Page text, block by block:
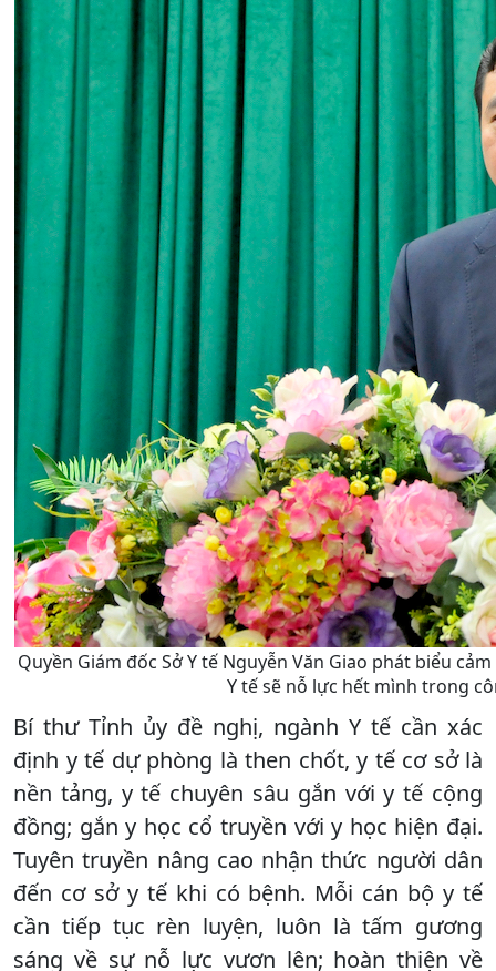
Quyền Giám đốc Sở Y tế Nguyễn Văn Giao phát biểu
Y tế sẽ nỗ lực hết mình trong
Bí thư Tỉnh ủy đề nghị, ngành Y tế cần xác
định y tế dự phòng là then chốt, y tế cơ sở là
nền tảng, y tế chuyên sâu gắn với y tế cộng
đồng; gắn y học cổ truyền với y học hiện đại.
Tuyên truyền nâng cao nhận thức người dân
đến cơ sở y tế khi có bệnh. Mỗi cán bộ y tế
cần tiếp tục rèn luyện, luôn là tấm gương
sáng về sự nỗ lực vươn lên; hoàn thiện về